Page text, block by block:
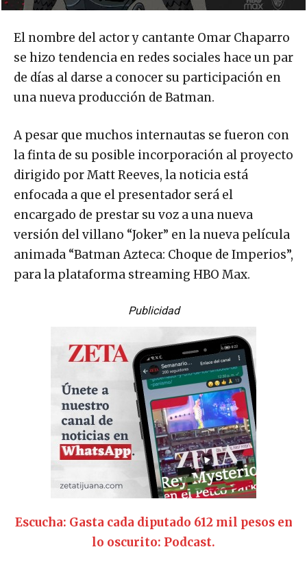
El nombre del actor y cantante Omar Chaparro
se hizo tendencia en redes sociales hace un par
de días al darse a conocer su participación en
una nueva producción de Batman.
A pesar que muchos internautas se fueron con
la finta de su posible incorporación al proyecto
dirigido por Matt Reeves, la noticia está
enfocada a que el presentador será el
encargado de prestar su voz a una nueva
versión del villano “Joker” en la nueva película
animada “Batman Azteca: Choque de Imperios”,
para la plataforma streaming HBO Max.
Publicidad
Escucha: Gasta cada diputado 612 mil pesos en
lo oscurito: Podcast.